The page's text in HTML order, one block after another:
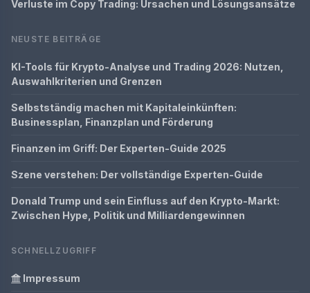
Verluste im Copy Trading: Ursachen und Lösungsansätze
NEUSTE BEITRÄGE
KI-Tools für Krypto-Analyse und Trading 2026: Nutzen,
Auswahlkriterien und Grenzen
Selbstständig machen mit Kapitaleinkünften:
Businessplan, Finanzplan und Förderung
Finanzen im Griff: Der Experten-Guide 2025
Szene verstehen: Der vollständige Experten-Guide
Donald Trump und sein Einfluss auf den Krypto-Markt:
Zwischen Hype, Politik und Milliardengewinnen
SCHNELLZUGRIFF
Impressum